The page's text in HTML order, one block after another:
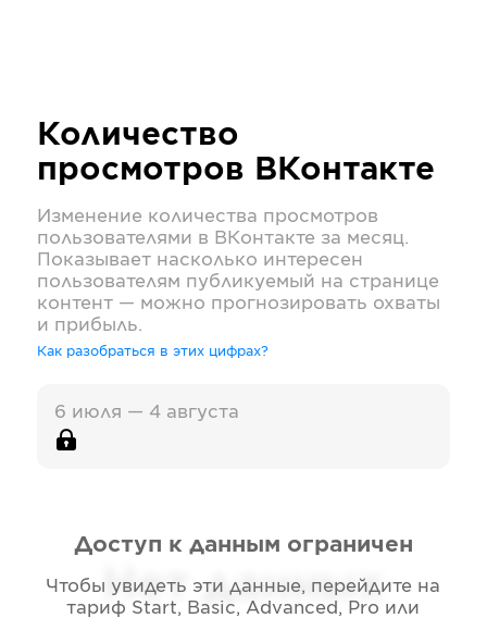
Количество
просмотров ВКонтакте
Изменение количества просмотров
пользователями в ВКонтакте за месяц.
Показывает насколько интересен
пользователям публикуемый на странице
контент — можно прогнозировать охваты
и прибыль.
Как разобраться в этих цифрах?
6 июля — 4 августа
Нет данных
Доступ к данным ограничен
Чтобы увидеть эти данные, перейдите на
тариф Start, Basic, Advanced, Pro или